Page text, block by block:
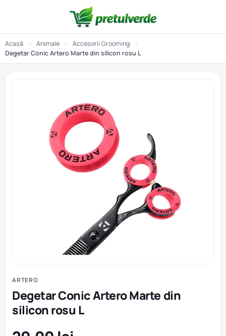
Acasă › Animale › Accesorii Grooming
›
Degetar Conic Artero Marte din silicon rosu L
ARTERO
Degetar Conic Artero Marte din
silicon rosu L